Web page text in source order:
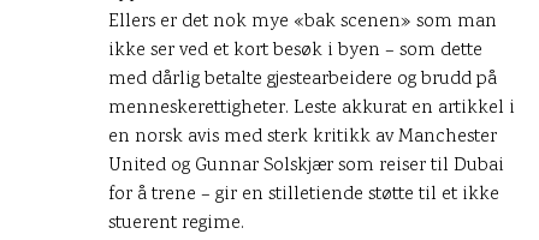
Ellers er det nok mye «bak scenen» som man
ikke ser ved et kort besøk i byen – som dette
med dårlig betalte gjestearbeidere og brudd på
menneskerettigheter. Leste akkurat en artikkel i
en norsk avis med sterk kritikk av Manchester
United og Gunnar Solskjær som reiser til Dubai
for å trene – gir en stilletiende støtte til et ikke
stuerent regime.